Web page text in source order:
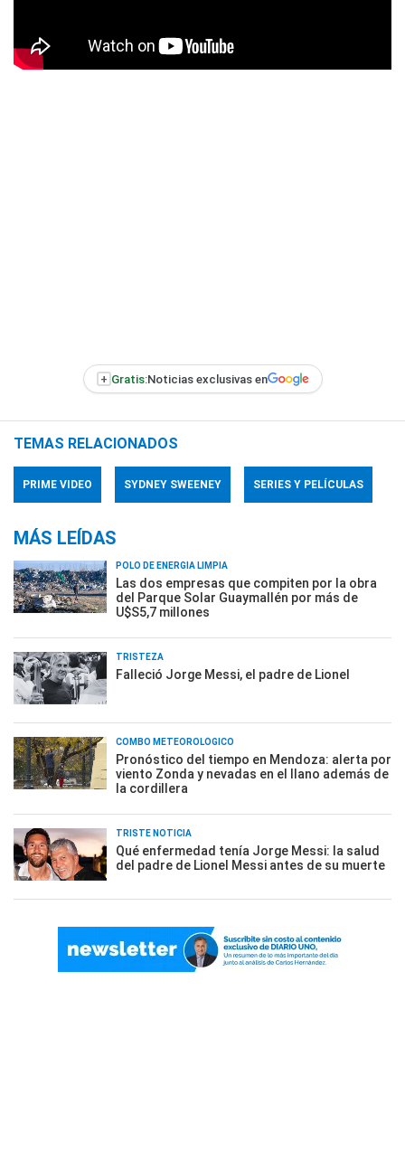
+ Gratis:Noticias exclusivas en
TEMAS RELACIONADOS
PRIME VIDEO SYDNEY SWEENEY SERIES Y PELÍCULAS
MÁS LEÍDAS
POLO DE ENERGÍA LIMPIA
Las dos empresas que compiten por la obra
del Parque Solar Guaymallén por más de
U$S5,7 millones
TRISTEZA
Falleció Jorge Messi, el padre de Lionel
COMBO METEOROLÓGICO
Pronóstico del tiempo en Mendoza: alerta por
viento Zonda y nevadas en el llano además de
la cordillera
TRISTE NOTICIA
Qué enfermedad tenía Jorge Messi: la salud
del padre de Lionel Messi antes de su muerte